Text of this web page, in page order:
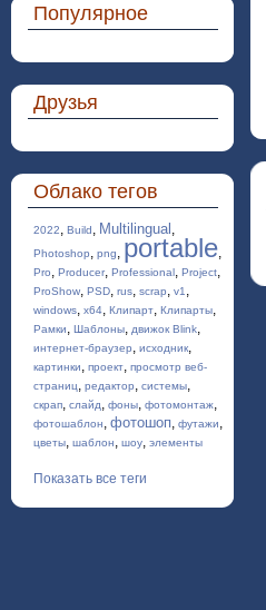
Популярное
Друзья
Облако тегов
2022, Build, Multilingual ,
Photoshop, png, portable,
Pro, Producer, Professional, Project,
ProShow, PSD, rus, scrap, v1 ,
windows, x64, Клипарт, Клипарты,
Рамки, Шаблоны, движок Blink,
интернет-браузер, исходник,
картинки, проект, просмотр веб-
страниц, редактор, системы,
скрап, слайд, фоны, фотомонтаж,
фотошаблон, фотошоп, футажи,
цветы, шаблон, шоу, элементы
Показать все теги